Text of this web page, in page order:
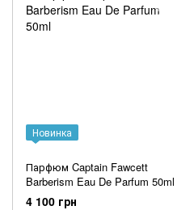
Новинка
Парфюм Captain Fawcett
Barberism Eau De Parfum 50ml
4 100 грн